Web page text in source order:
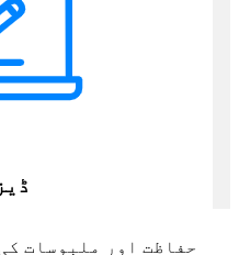
حفاظت اور ملبوسات